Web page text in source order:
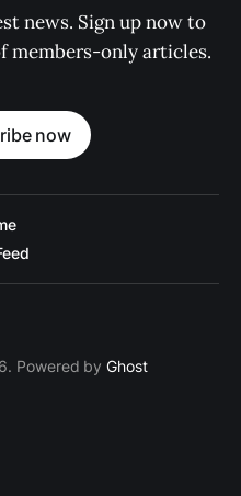
news. Sign up now to
members-only articles.
now
Powered byGhost